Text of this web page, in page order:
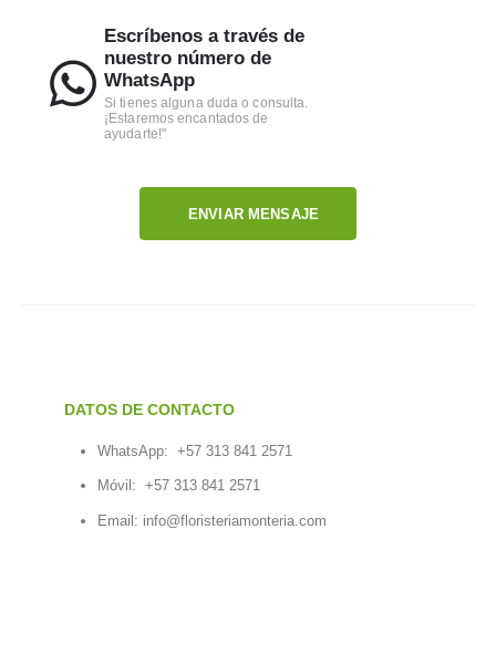
Escríbenos a través de
nuestro número de
WhatsApp
Si tienes alguna duda o consulta.
¡Estaremos encantados de
ayudarte!"
ENVIAR MENSAJE
DATOS DE CONTACTO
WhatsApp: +57 313 841 2571
Móvil: +57 313 841 2571
Email: info@floristeriamonteria.com